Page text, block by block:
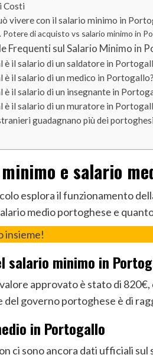
Costi
vivere con il salario minimo in
Potere di acquisto vs salario minimo in
Frequenti sul Salario Minimo in
è il salario di un saldatore in
è il salario di un medico in Portogallo?
è il salario di un insegnante in
è il salario di un muratore in
guadagnano più dei
e salario
esplora il funzionamento
medio portoghese e
insieme!
salario minimo in
approvato è stato di
del governo portoghese è di
in Portogallo
ci sono ancora dati ufficiali sul